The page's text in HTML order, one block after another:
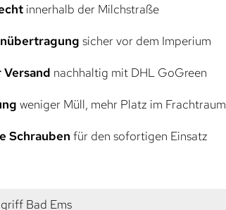
innerhalb der Milchstraße
sicher vor dem Imperium
nachhaltig mit DHL GoGreen
weniger Müll, mehr Platz im Frachtraum
Schrauben für den sofortigen Einsatz
Bad Ems